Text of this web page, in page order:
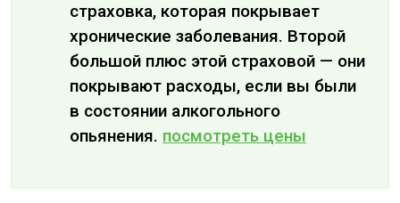
страховка, которая покрывает
хронические заболевания. Второй
большой плюс этой страховой — они
покрывают расходы, если вы были
в состоянии алкогольного
опьянения. посмотреть цены